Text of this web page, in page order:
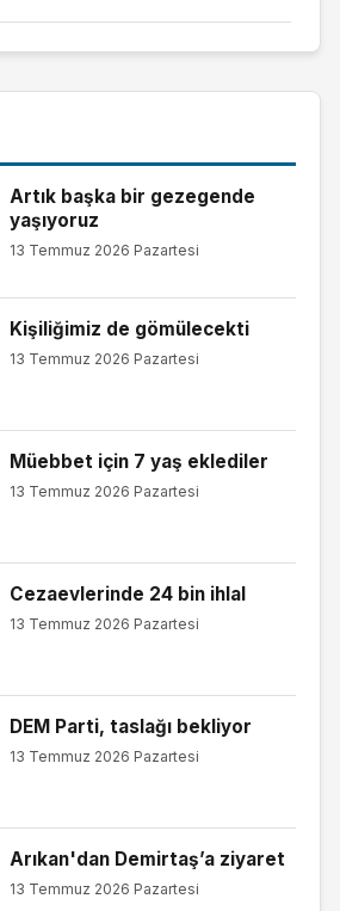
Artık başka bir gezegende
yaşıyoruz
13 Temmuz 2026 Pazartesi
Kişiliğimiz de gömülecekti
13 Temmuz 2026 Pazartesi
Müebbet için 7 yaş eklediler
13 Temmuz 2026 Pazartesi
Cezaevlerinde 24 bin ihlal
13 Temmuz 2026 Pazartesi
DEM Parti, taslağı bekliyor
13 Temmuz 2026 Pazartesi
Arıkan'dan Demirtaş’a ziyaret
13 Temmuz 2026 Pazartesi